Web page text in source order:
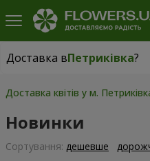
Доставка вПетриківка?
Доставка вПетриківка|
Доставка квітів у м.
Новинки
Сортування: дешевше